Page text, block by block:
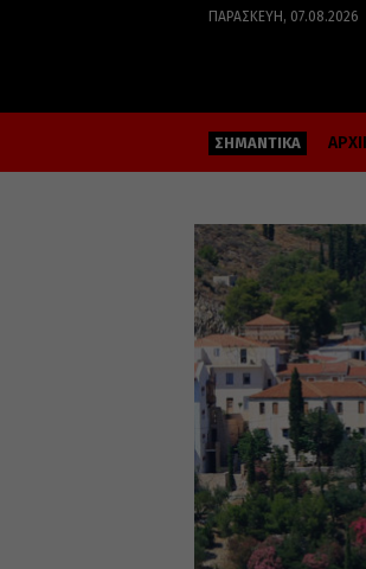
ΠΑΡΑΣΚΕΥΉ, 07.08.2026
ΣΗΜΑΝΤΙΚΑ